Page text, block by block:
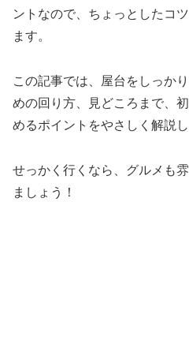
ントなので、ちょっとしたコ
ます。
この記事では、屋台をしっか
めの回り方、見どころまで、
めるポイントをやさしく解説し
せっかく行くなら、グルメも
ましょう！